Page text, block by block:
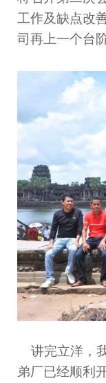
工作及缺点改
司再上一个台
讲完立洋，
弟厂已经顺利